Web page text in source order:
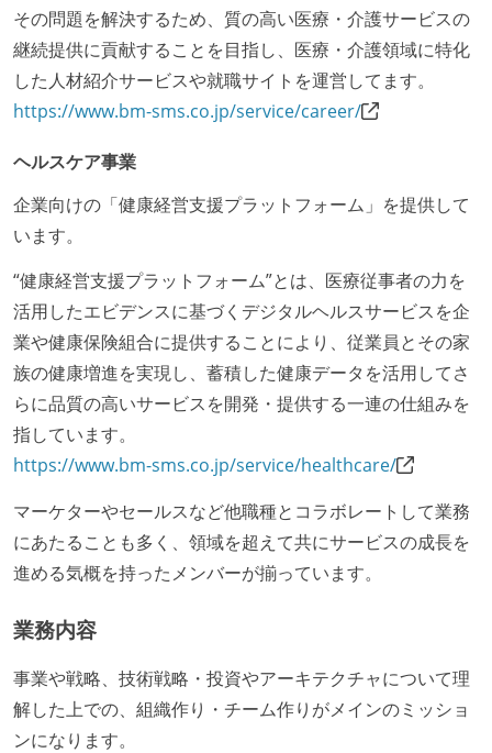
その問題を解決するため、質の高い医療・介護サービスの
継続提供に貢献することを目指し、医療・介護領域に特化
した人材紹介サービスや就職サイトを運営してます。
https://www.bm-sms.co.jp/service/career/
ヘルスケア事業
企業向けの「健康経営支援プラットフォーム」を提供して
います。
“健康経営支援プラットフォーム”とは、医療従事者の力を
活用したエビデンスに基づくデジタルヘルスサービスを企
業や健康保険組合に提供することにより、従業員とその家
族の健康増進を実現し、蓄積した健康データを活用してさ
らに品質の高いサービスを開発・提供する一連の仕組みを
指しています。
https://www.bm-sms.co.jp/service/healthcare/
マーケターやセールスなど他職種とコラボレートして業務
にあたることも多く、領域を超えて共にサービスの成長を
進める気概を持ったメンバーが揃っています。
業務内容
事業や戦略、技術戦略・投資やアーキテクチャについて理
解した上での、組織作り・チーム作りがメインのミッショ
ンになります。